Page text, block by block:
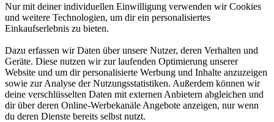
Nur mit deiner individuellen Einwilligung verwenden wir Cookies
und weitere Technologien, um dir ein personalisiertes
Einkaufserlebnis zu bieten.
Dazu erfassen wir Daten über unsere Nutzer, deren Verhalten und
Geräte. Diese nutzen wir zur laufenden Optimierung unserer
Website und um dir personalisierte Werbung und Inhalte anzuzeigen
sowie zur Analyse der Nutzungsstatistiken. Außerdem können wir
deine verschlüsselten Daten mit externen Anbietern abgleichen und
dir über deren Online-Werbekanäle Angebote anzeigen, nur wenn
du deren Dienste bereits selbst nutzt.